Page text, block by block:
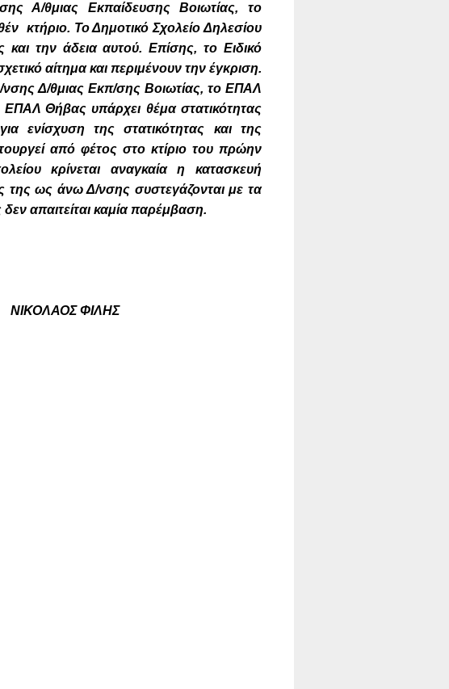
Α/θμιας Εκπαίδευσης Βοιωτίας, το
κτήριο. Το Δημοτικό Σχολείο Δηλεσίου
την άδεια αυτού. Επίσης, το Ειδικό
αίτημα και περιμένουν την έγκριση.
Δ/θμιας Εκπ/σης Βοιωτίας, το ΕΠΑΛ
ΕΠΑΛ Θήβας υπάρχει θέμα στατικότητας
ενίσχυση της στατικότητας και της
από φέτος στο κτίριο του πρώην
κρίνεται αναγκαία η κατασκευή
της ως άνω Δ/νσης συστεγάζονται με τα
απαιτείται καμία παρέμβαση.